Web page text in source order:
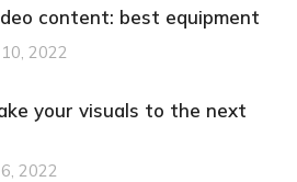
content: best equipment
2022
your visuals to the next
2022